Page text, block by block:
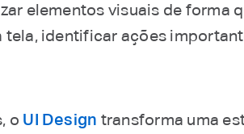
elementos visuais de forma
tela, identificar ações
o UI Design transforma uma